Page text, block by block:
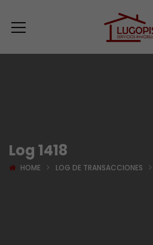
Log 1418
HOME LOG DE TRANSACCIONES